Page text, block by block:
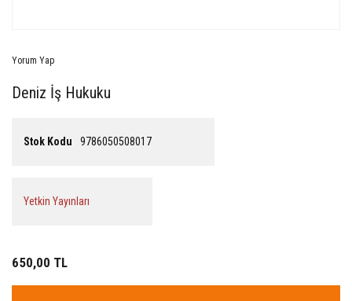
Yorum Yap
Deniz İş Hukuku
Stok Kodu 9786050508017
Yetkin Yayınları
650,00 TL